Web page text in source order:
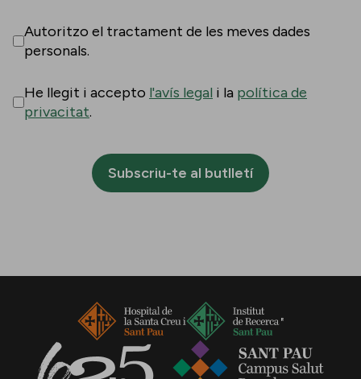
Autoritzo el tractament de les meves dades
personals.
He llegit i accepto l'avís legal i la política de
privacitat.
Subscriu-te al butlletí